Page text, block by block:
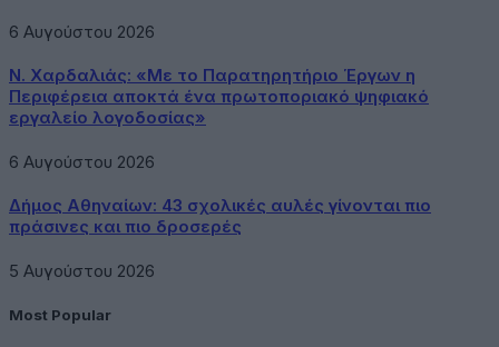
6 Αυγούστου 2026
Ν. Χαρδαλιάς: «Με το Παρατηρητήριο Έργων η
Περιφέρεια αποκτά ένα πρωτοποριακό ψηφιακό
εργαλείο λογοδοσίας»
6 Αυγούστου 2026
Δήμος Αθηναίων: 43 σχολικές αυλές γίνονται πιο
πράσινες και πιο δροσερές
5 Αυγούστου 2026
Most Popular